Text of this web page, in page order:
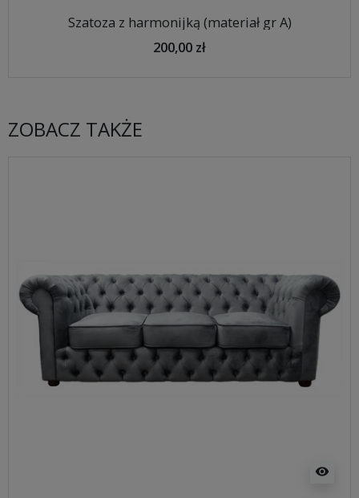
Szatoza z harmonijką (materiał gr A)
200,00 zł
ZOBACZ TAKŻE
visibility